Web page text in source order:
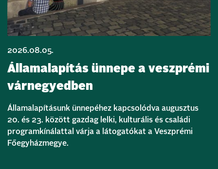
2026.08.05.
Államalapítás ünnepe a veszprémi
várnegyedben
Államalapításunk ünnepéhez kapcsolódva augusztus
20. és 23. között gazdag lelki, kulturális és családi
programkínálattal várja a látogatókat a Veszprémi
Főegyházmegye.